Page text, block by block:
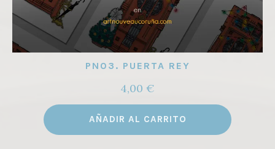
PN03. PUERTA REY
4,00 €
AÑADIR AL CARRITO